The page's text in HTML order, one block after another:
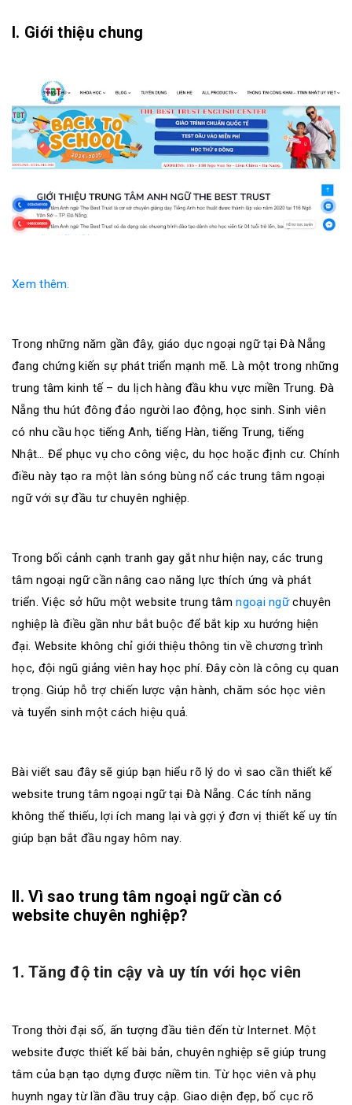
I. Giới thiệu chung
Xem thêm.
Trong những năm gần đây, giáo dục ngoại ngữ tại Đà Nẵng
đang chứng kiến sự phát triển mạnh mẽ. Là một trong những
trung tâm kinh tế – du lịch hàng đầu khu vực miền Trung. Đà
Nẵng thu hút đông đảo người lao động, học sinh. Sinh viên
có nhu cầu học tiếng Anh, tiếng Hàn, tiếng Trung, tiếng
Nhật… Để phục vụ cho công việc, du học hoặc định cư. Chính
điều này tạo ra một làn sóng bùng nổ các trung tâm ngoại
ngữ với sự đầu tư chuyên nghiệp.
Trong bối cảnh cạnh tranh gay gắt như hiện nay, các trung
tâm ngoại ngữ cần nâng cao năng lực thích ứng và phát
triển. Việc sở hữu một website trung tâmngoại ngữchuyên
nghiệp là điều gần như bắt buộc để bắt kịp xu hướng hiện
đại. Website không chỉ giới thiệu thông tin về chương trình
học, đội ngũ giảng viên hay học phí. Đây còn là công cụ quan
trọng. Giúp hỗ trợ chiến lược vận hành, chăm sóc học viên
và tuyển sinh một cách hiệu quả.
Bài viết sau đây sẽ giúp bạn hiểu rõ lý do vì sao cần thiết kế
website trung tâm ngoại ngữ tại Đà Nẵng. Các tính năng
không thể thiếu, lợi ích mang lại và gợi ý đơn vị thiết kế uy tín
giúp bạn bắt đầu ngay hôm nay.
II. Vì sao trung tâm ngoại ngữ cần có
website chuyên nghiệp?
1. Tăng độ tin cậy và uy tín với học viên
Trong thời đại số, ấn tượng đầu tiên đến từ Internet. Một
website được thiết kế bài bản, chuyên nghiệp sẽ giúp trung
tâm của bạn tạo dựng được niềm tin. Từ học viên và phụ
huynh ngay từ lần đầu truy cập. Giao diện đẹp, bố cục rõ